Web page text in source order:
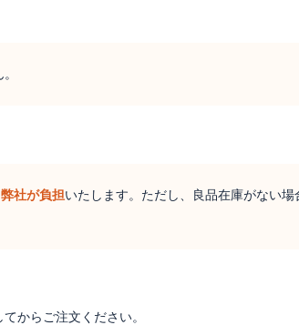
弊社が負担いたします。ただし、良品在庫がない
からご注文ください。